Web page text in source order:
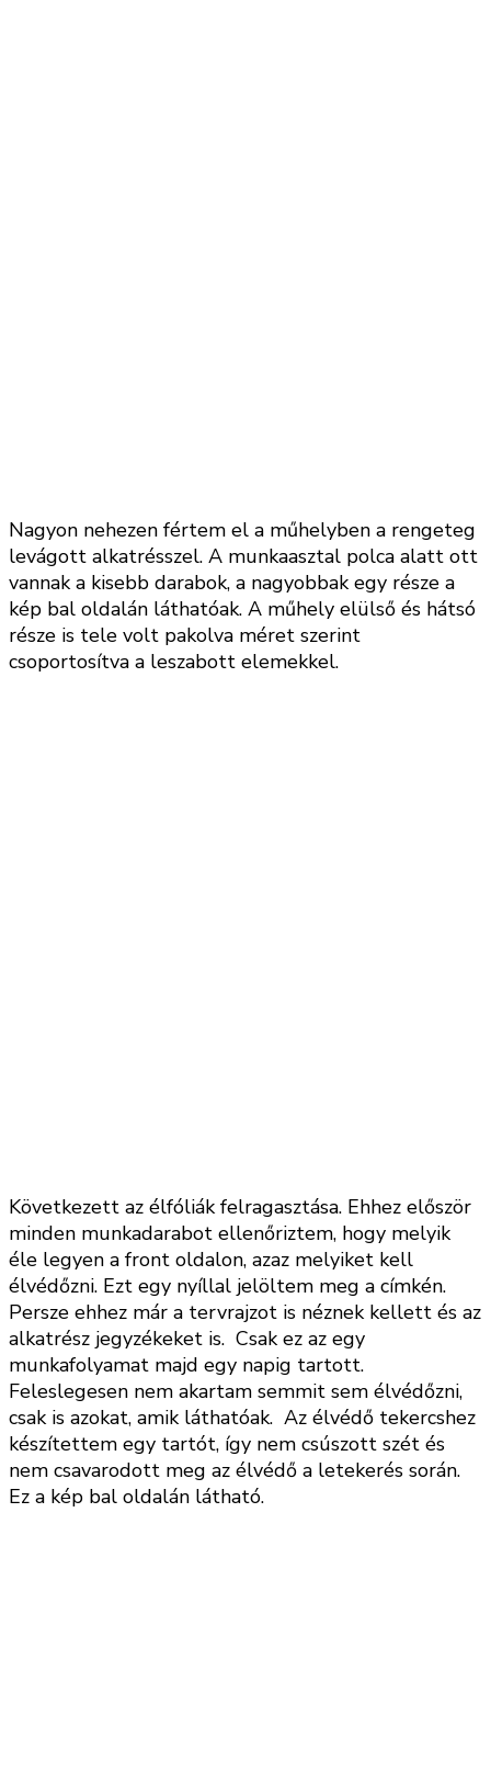
Nagyon nehezen fértem el a műhelyben a rengeteg
levágott alkatrésszel. A munkaasztal polca alatt ott
vannak a kisebb darabok, a nagyobbak egy része a
kép bal oldalán láthatóak. A műhely elülső és hátsó
része is tele volt pakolva méret szerint
csoportosítva a leszabott elemekkel.
Következett az élfóliák felragasztása. Ehhez először
minden munkadarabot ellenőriztem, hogy melyik
éle legyen a front oldalon, azaz melyiket kell
élvédőzni. Ezt egy nyíllal jelöltem meg a címkén.
Persze ehhez már a tervrajzot is néznek kellett és az
alkatrész jegyzékeket is. Csak ez az egy
munkafolyamat majd egy napig tartott.
Feleslegesen nem akartam semmit sem élvédőzni,
csak is azokat, amik láthatóak. Az élvédő tekercshez
készítettem egy tartót, így nem csúszott szét és
nem csavarodott meg az élvédő a letekerés során.
Ez a kép bal oldalán látható.